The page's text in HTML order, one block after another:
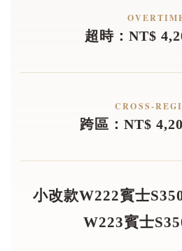
超時：NT$
CROSS-
跨區：NT$
小改款W222賓士
W223賓士